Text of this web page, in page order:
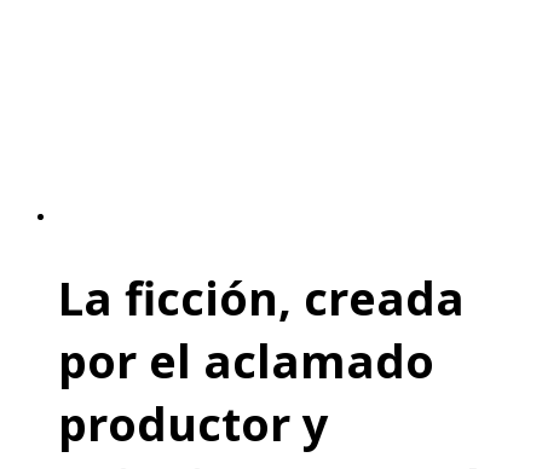
La ficción, creada
por el aclamado
productor y